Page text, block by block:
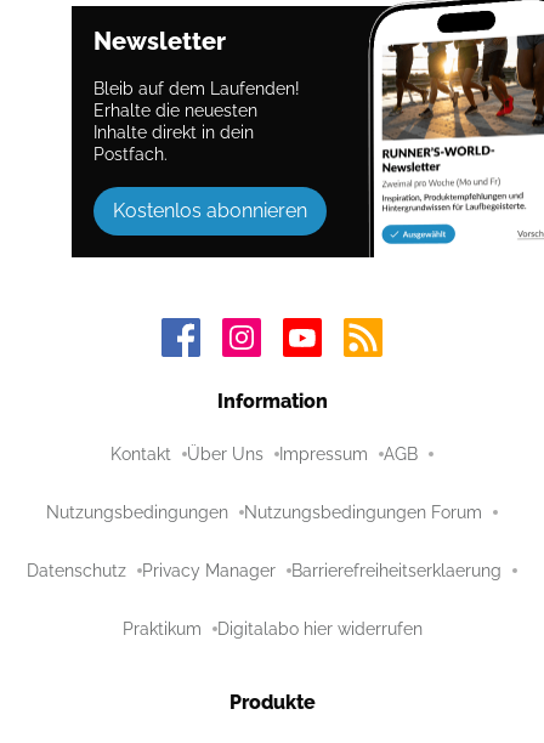
Newsletter
Bleib auf dem Laufenden!
Erhalte die neuesten
Inhalte direkt in dein
Postfach.
Kostenlos abonnieren
Information
Kontakt Über Uns Impressum AGB
Nutzungsbedingungen Nutzungsbedingungen Forum
Datenschutz Privacy Manager Barrierefreiheitserklaerung
Praktikum Digitalabo hier widerrufen
Produkte